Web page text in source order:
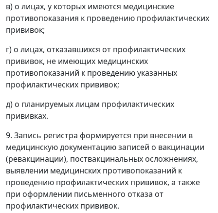
в) о лицах, у которых имеются медицинские
противопоказания к проведению профилактических
прививок;
г) о лицах, отказавшихся от профилактических
прививок, не имеющих медицинских
противопоказаний к проведению указанных
профилактических прививок;
д) о планируемых лицам профилактических
прививках.
9. Запись регистра формируется при внесении в
медицинскую документацию записей о вакцинации
(ревакцинации), поствакцинальных осложнениях,
выявлении медицинских противопоказаний к
проведению профилактических прививок, а также
при оформлении письменного отказа от
профилактических прививок.